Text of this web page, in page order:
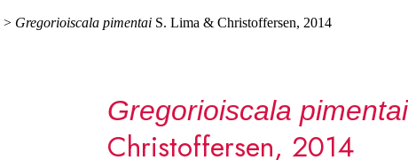
> Gregorioiscala pimentai S. Lima & Christoffersen, 2014
Gregorioiscala pimentai
Christoffersen, 2014